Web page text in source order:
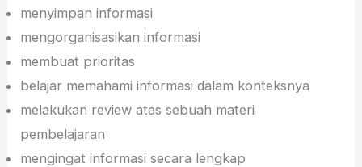
menyimpan informasi
mengorganisasikan informasi
membuat prioritas
belajar memahami informasi dalam konteksnya
melakukan review atas sebuah materi
pembelajaran
mengingat informasi secara lengkap